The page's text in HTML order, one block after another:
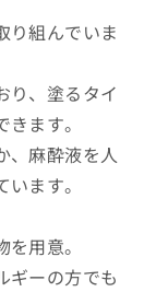
り組んでいま
り、塗るタイ
ます。
、麻酔液を人
ます。
用意。
ギーの方でも